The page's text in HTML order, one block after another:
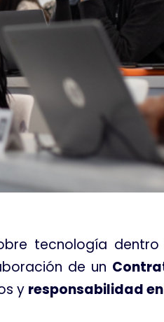
tecnología
de un
y responsabilidad